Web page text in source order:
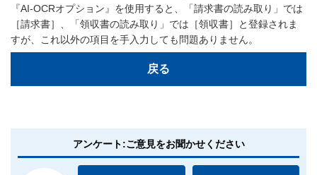
『AI-OCRオプション』を使用すると、「請求書の読み取り」では
［請求書］、「領収書の読み取り」では［領収書］と登録されま
すが、これ以外の項目を手入力しても問題ありません。
戻る
アンケート:ご意見をお聞かせください